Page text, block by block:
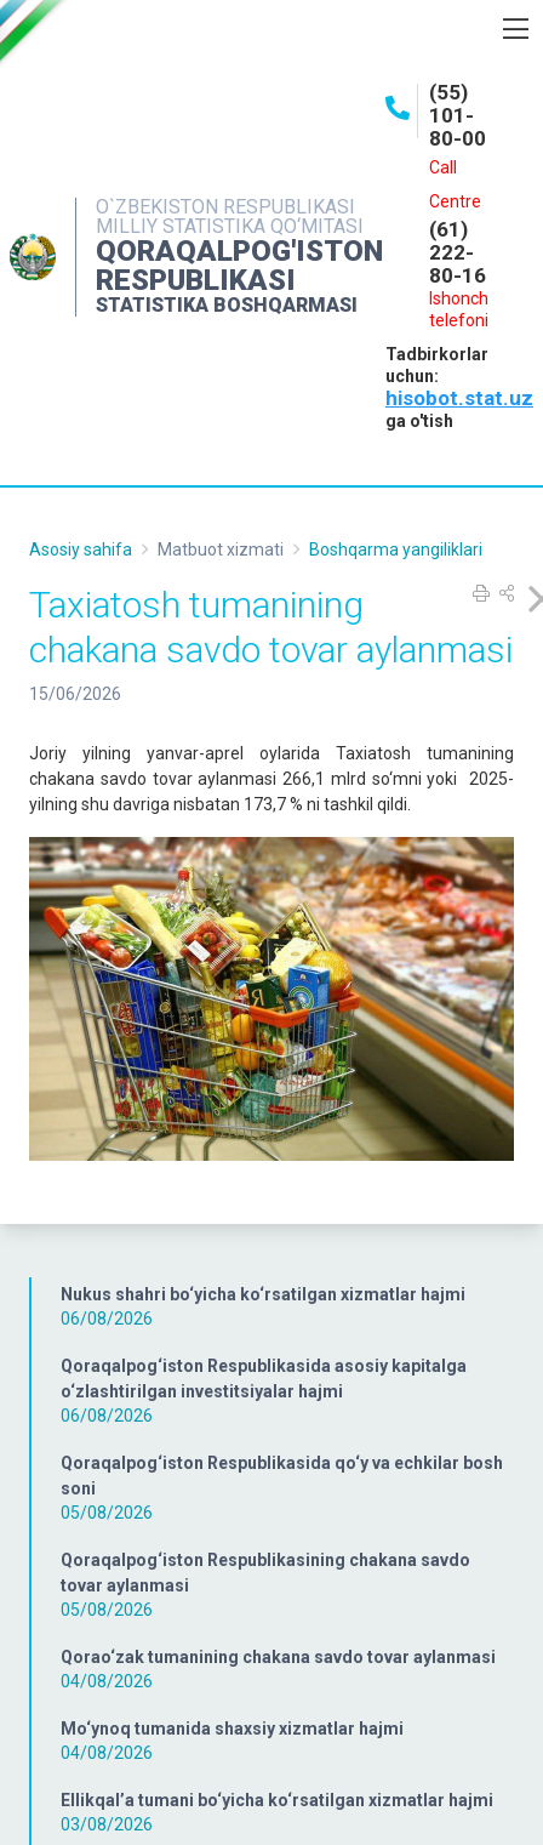
O`ZBEKISTON RESPUBLIKASI
MILLIY STATISTIKA QO‘MITASI
QORAQALPOG'ISTON
RESPUBLIKASI
STATISTIKA BOSHQARMASI
(55)
101-
80-00
Call
Centre
(61)
222-
80-16
Ishonch
telefoni
Tadbirkorlar
uchun:
hisobot.stat.uz
ga o'tish
INTERAKTIV XIZMATLAR
MATBUOT XIZMATI
MUROJAATLAR
Nukus shahri bo‘yicha ko‘rsatilgan xizmatlar hajmi
06/08/2026
Qoraqalpog‘iston Respublikasida asosiy kapitalga
o‘zlashtirilgan investitsiyalar hajmi
06/08/2026
Qoraqalpog‘iston Respublikasida qo‘y va echkilar bosh
soni
05/08/2026
Qoraqalpog‘iston Respublikasining chakana savdo
tovar aylanmasi
05/08/2026
Qorao‘zak tumanining chakana savdo tovar aylanmasi
04/08/2026
Mo‘ynoq tumanida shaxsiy xizmatlar hajmi
04/08/2026
Ellikqal’a tumani bo‘yicha ko‘rsatilgan xizmatlar hajmi
03/08/2026
Asosiy sahifa Matbuot xizmati Boshqarma yangiliklari
Taxiatosh tumanining
chakana savdo tovar aylanmasi
15/06/2026
Joriy yilning yanvar-aprel oylarida Taxiatosh tumanining
chakana savdo tovar aylanmasi 266,1 mlrd so‘mni yoki 2025-
yilning shu davriga nisbatan 173,7 % ni tashkil qildi.